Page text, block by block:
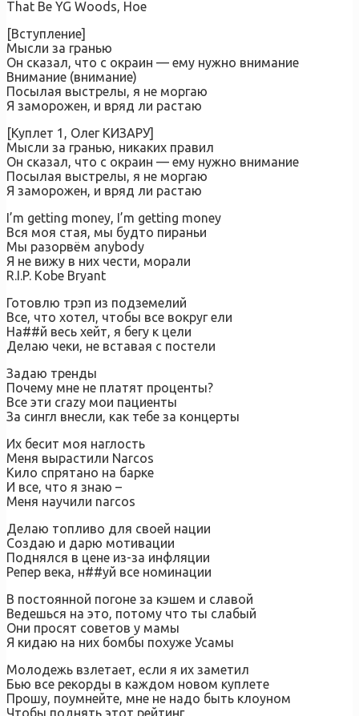
That Be YG Woods, Hoe
[Вступление]
Мысли за гранью
Он сказал, что с окраин — ему нужно внимание
Внимание (внимание)
Посылая выстрелы, я не моргаю
Я заморожен, и вряд ли растаю
[Куплет 1, Олег КИЗАРУ]
Мысли за гранью, никаких правил
Он сказал, что с окраин — ему нужно внимание
Посылая выстрелы, я не моргаю
Я заморожен, и вряд ли растаю
I’m getting money, I’m getting money
Вся моя стая, мы будто пираньи
Мы разорвём anybody
Я не вижу в них чести, морали
R.I.P. Kobe Bryant
Готовлю трэп из подземелий
Все, что хотел, чтобы все вокруг ели
На##й весь хейт, я бегу к цели
Делаю чеки, не вставая с постели
Задаю тренды
Почему мне не платят проценты?
Все эти crazy мои пациенты
За сингл внесли, как тебе за концерты
Их бесит моя наглость
Меня вырастили Narcos
Кило спрятано на барке
И все, что я знаю –
Меня научили narcos
Делаю топливо для своей нации
Создаю и дарю мотивации
Поднялся в цене из-за инфляции
Репер века, н##уй все номинации
В постоянной погоне за кэшем и славой
Ведешься на это, потому что ты слабый
Они просят советов у мамы
Я кидаю на них бомбы похуже Усамы
Молодежь взлетает, если я их заметил
Бью все рекорды в каждом новом куплете
Прошу, поумнейте, мне не надо быть клоуном